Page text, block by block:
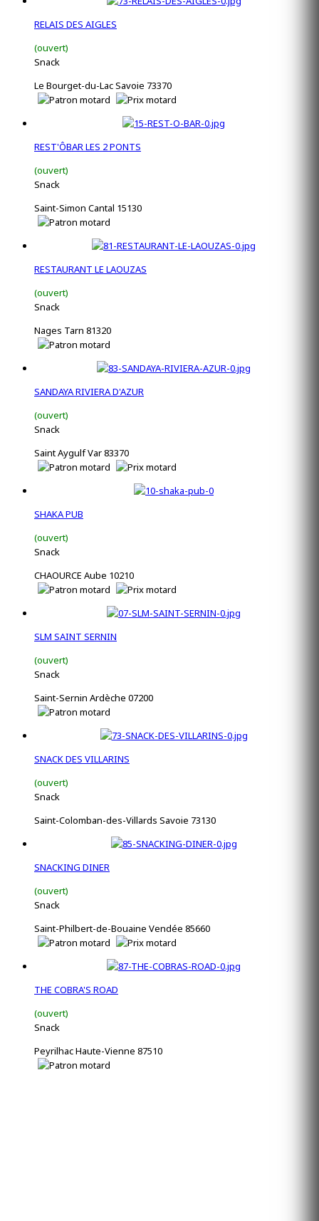
RELAIS DES AIGLES
(ouvert)
Snack
Le Bourget-du-Lac Savoie 73370
REST'ÔBAR LES 2 PONTS
(ouvert)
Snack
Saint-Simon Cantal 15130
RESTAURANT LE LAOUZAS
(ouvert)
Snack
Nages Tarn 81320
SANDAYA RIVIERA D'AZUR
(ouvert)
Snack
Saint Aygulf Var 83370
SHAKA PUB
(ouvert)
Snack
CHAOURCE Aube 10210
SLM SAINT SERNIN
(ouvert)
Snack
Saint-Sernin Ardèche 07200
SNACK DES VILLARINS
(ouvert)
Snack
Saint-Colomban-des-Villards Savoie 73130
SNACKING DINER
(ouvert)
Snack
Saint-Philbert-de-Bouaine Vendée 85660
THE COBRA'S ROAD
(ouvert)
Snack
Peyrilhac Haute-Vienne 87510